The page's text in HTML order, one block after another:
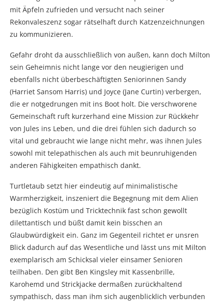
mit Äpfeln zufrieden und versucht nach seiner
Rekonvaleszenz sogar rätselhaft durch Katzenzeichnungen
zu kommunizieren.
Gefahr droht da ausschließlich von außen, kann doch Milton
sein Geheimnis nicht lange vor den neugierigen und
ebenfalls nicht überbeschäftigten Seniorinnen Sandy
(Harriet Sansom Harris) und Joyce (Jane Curtin) verbergen,
die er notgedrungen mit ins Boot holt. Die verschworene
Gemeinschaft ruft kurzerhand eine Mission zur Rückkehr
von Jules ins Leben, und die drei fühlen sich dadurch so
vital und gebraucht wie lange nicht mehr, was ihnen Jules
sowohl mit telepathischen als auch mit beunruhigenden
anderen Fähigkeiten empathisch dankt.
Turtletaub setzt hier eindeutig auf minimalistische
Warmherzigkeit, inszeniert die Begegnung mit dem Alien
bezüglich Kostüm und Tricktechnik fast schon gewollt
dilettantisch und büßt damit kein bisschen an
Glaubwürdigkeit ein. Ganz im Gegenteil richtet er unsren
Blick dadurch auf das Wesentliche und lässt uns mit Milton
exemplarisch am Schicksal vieler einsamer Senioren
teilhaben. Den gibt Ben Kingsley mit Kassenbrille,
Karohemd und Strickjacke dermaßen zurückhaltend
sympathisch, dass man ihm sich augenblicklich verbunden